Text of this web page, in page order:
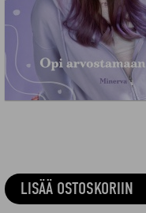
LISÄÄ OSTOSKORIIN